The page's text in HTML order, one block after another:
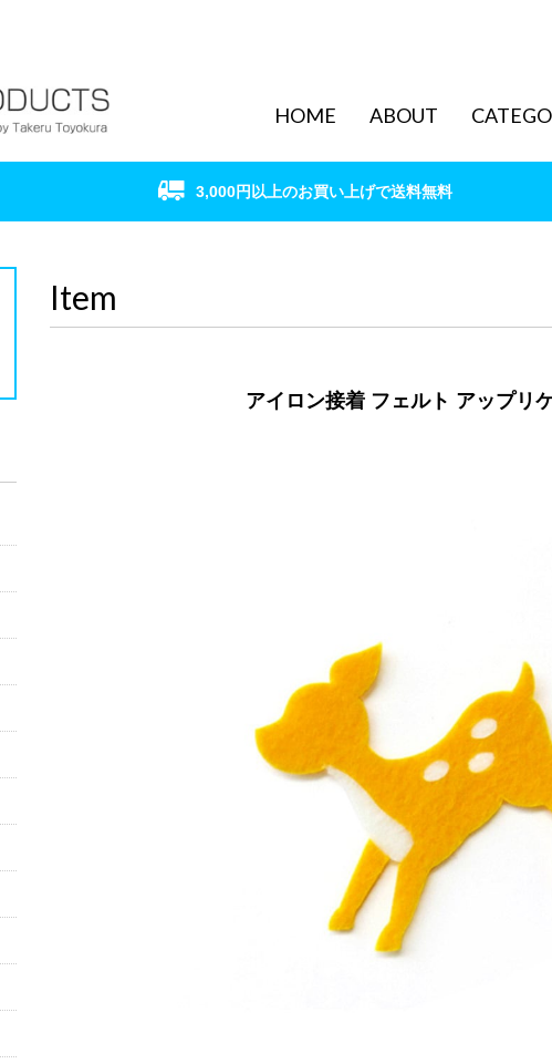
HOME ABOUT
3,000円以上のお買い上げで送料無料
Item
アイロン接着 フェルト アップリ